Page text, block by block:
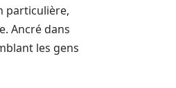
particulière,
Ancré dans
les gens